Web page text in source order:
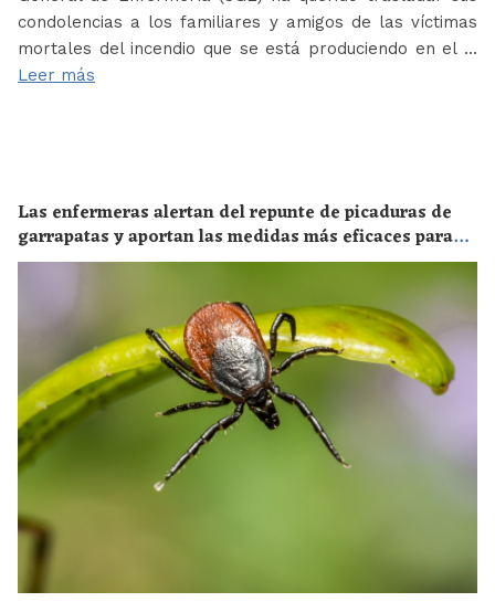
condolencias a los familiares y amigos de las víctimas
mortales del incendio que se está produciendo en el …
Leer más
Las enfermeras alertan del repunte de picaduras de
garrapatas y aportan las medidas más eficaces para
evitar las enfermedades derivadas